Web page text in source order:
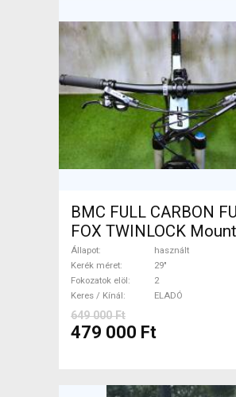
BMC FULL CARBON
FOX TWINLOCK
Bike 29" össztelós /
használt ELADÓ
Állapot
használt
Kerék méret
29"
Fokozatok elöl
2
Keres / Kínál
ELADÓ
649 000 Ft
479 000 Ft